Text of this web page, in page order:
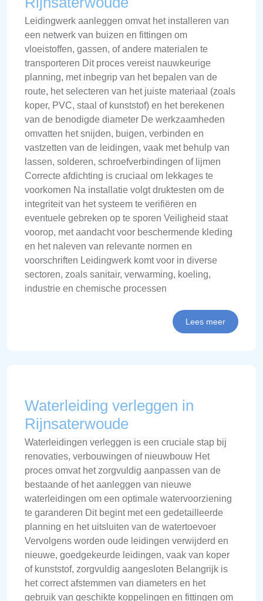
Leidingwerk aanleggen omvat het installeren van
een netwerk van buizen en fittingen om
vloeistoffen, gassen, of andere materialen te
transporteren Dit proces vereist nauwkeurige
planning, met inbegrip van het bepalen van de
route, het selecteren van het juiste materiaal (zoals
koper, PVC, staal of kunststof) en het berekenen
van de benodigde diameter De werkzaamheden
omvatten het snijden, buigen, verbinden en
vastzetten van de leidingen, vaak met behulp van
lassen, solderen, schroefverbindingen of lijmen
Correcte afdichting is cruciaal om lekkages te
voorkomen Na installatie volgt druktesten om de
integriteit van het systeem te verifiëren en
eventuele gebreken op te sporen Veiligheid staat
voorop, met aandacht voor beschermende kleding
en het naleven van relevante normen en
voorschriften Leidingwerk komt voor in diverse
sectoren, zoals sanitair, verwarming, koeling,
industrie en chemische processen
Lees meer
Waterleiding verleggen in
Rijnsaterwoude
Waterleidingen verleggen is een cruciale stap bij
renovaties, verbouwingen of nieuwbouw Het
proces omvat het zorgvuldig aanpassen van de
bestaande of het aanleggen van nieuwe
waterleidingen om een optimale watervoorziening
te garanderen Dit begint met een gedetailleerde
planning en het uitsluiten van de watertoevoer
Vervolgens worden oude leidingen verwijderd en
nieuwe, goedgekeurde leidingen, vaak van koper
of kunststof, zorgvuldig aangesloten Belangrijk is
het correct afstemmen van diameters en het
gebruik van geschikte koppelingen en fittingen om